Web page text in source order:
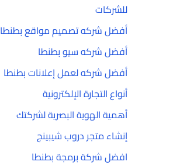
للشركات
أفضل شركه تصميم مواقع بطنطا
أفضل شركه سيو بطنطا
أفضل شركه لعمل إعلانات بطنطا
أنواع التجارة الإلكترونية
أهمية الهوية البصرية لشركتك
إنشاء متجر دروب شيبينج
افضل شركة برمجة بطنطا